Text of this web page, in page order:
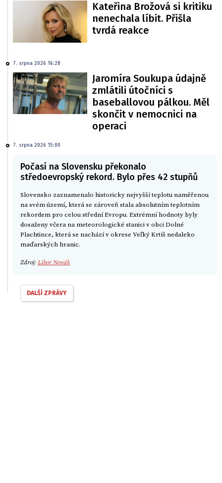
Kateřina Brožová si kritiku
nenechala líbit. Přišla
tvrdá reakce
7. srpna 2026 16:28
Jaromíra Soukupa údajně
zmlátili útočníci s
baseballovou pálkou. Měl
skončit v nemocnici na
operaci
7. srpna 2026 15:00
Počasí na Slovensku překonalo
středoevropský rekord. Bylo přes 42 stupňů
Slovensko zaznamenalo historicky nejvyšší teplotu naměřenou
na svém území, která se zároveň stala absolutním teplotním
rekordem pro celou střední Evropu. Extrémní hodnoty byly
dosaženy včera na meteorologické stanici v obci Dolné
Plachtince, která se nachází v okrese Veľký Krtíš nedaleko
maďarských hranic.
Zdroj:Libor Novák
DALŠÍ ZPRÁVY